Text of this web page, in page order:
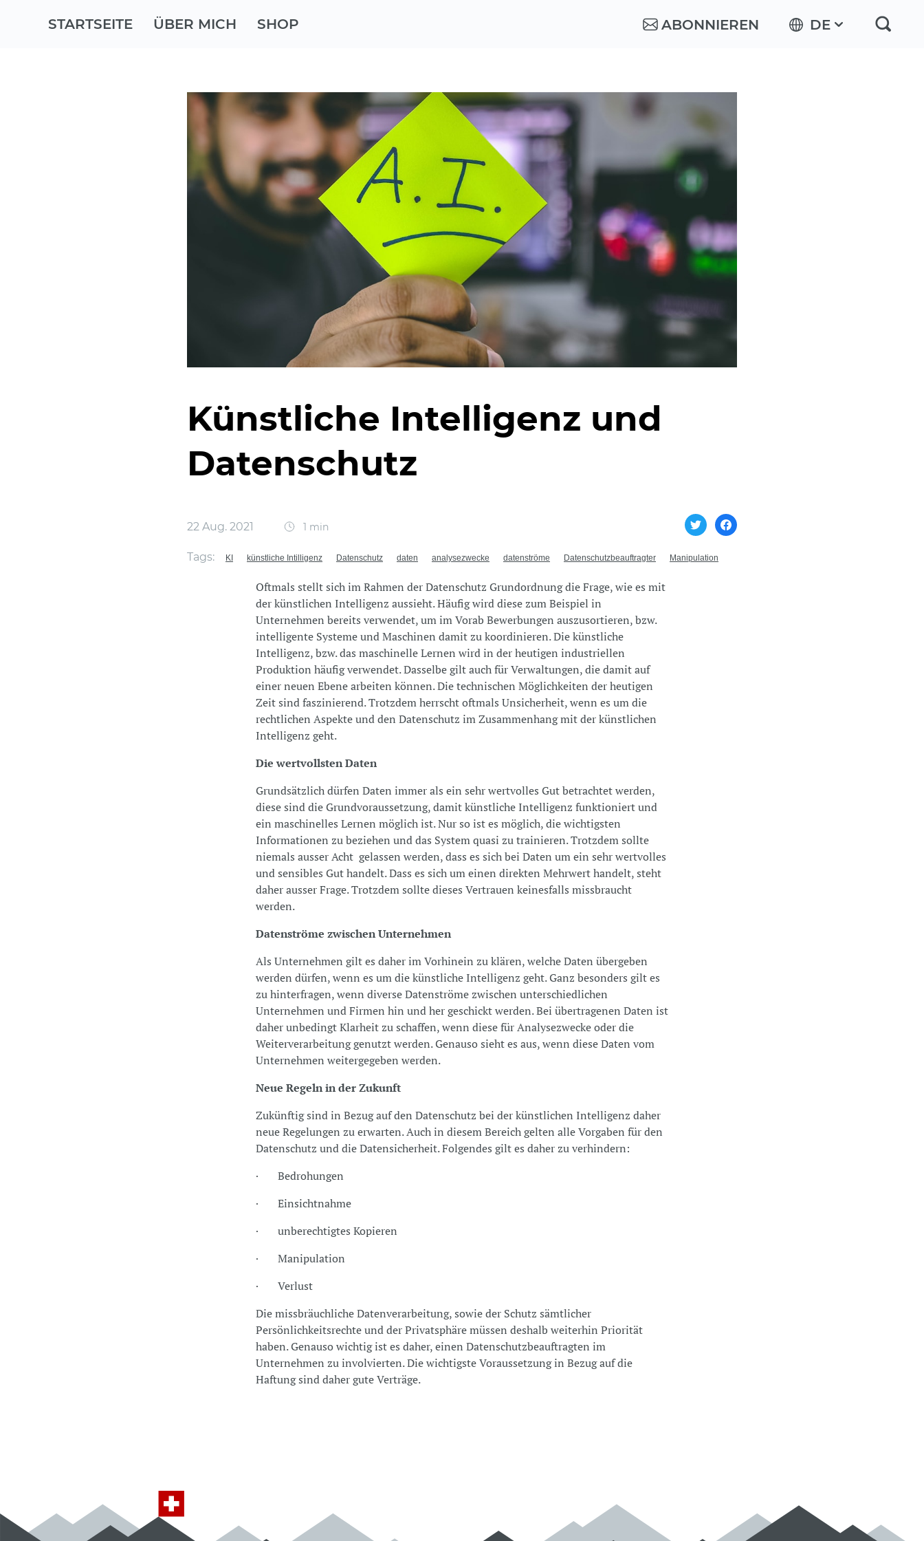
STARTSEITE ÜBER MICH SHOP ABONNIEREN DE
Künstliche Intelligenz und
Datenschutz
22 Aug. 2021 1 min
Tags: KI künstliche Intilligenz Datenschutz daten analysezwecke datenströme Datenschutzbeauftragter Manipulation
Oftmals stellt sich im Rahmen der Datenschutz Grundordnung die Frage, wie es mit
der künstlichen Intelligenz aussieht. Häufig wird diese zum Beispiel in
Unternehmen bereits verwendet, um im Vorab Bewerbungen auszusortieren, bzw.
intelligente Systeme und Maschinen damit zu koordinieren. Die künstliche
Intelligenz, bzw. das maschinelle Lernen wird in der heutigen industriellen
Produktion häufig verwendet. Dasselbe gilt auch für Verwaltungen, die damit auf
einer neuen Ebene arbeiten können. Die technischen Möglichkeiten der heutigen
Zeit sind faszinierend. Trotzdem herrscht oftmals Unsicherheit, wenn es um die
rechtlichen Aspekte und den Datenschutz im Zusammenhang mit der künstlichen
Intelligenz geht.
Die wertvollsten Daten
Grundsätzlich dürfen Daten immer als ein sehr wertvolles Gut betrachtet werden,
diese sind die Grundvoraussetzung, damit künstliche Intelligenz funktioniert und
ein maschinelles Lernen möglich ist. Nur so ist es möglich, die wichtigsten
Informationen zu beziehen und das System quasi zu trainieren. Trotzdem sollte
niemals ausser Acht gelassen werden, dass es sich bei Daten um ein sehr wertvolles
und sensibles Gut handelt. Dass es sich um einen direkten Mehrwert handelt, steht
daher ausser Frage. Trotzdem sollte dieses Vertrauen keinesfalls missbraucht
werden.
Datenströme zwischen Unternehmen
Als Unternehmen gilt es daher im Vorhinein zu klären, welche Daten übergeben
werden dürfen, wenn es um die künstliche Intelligenz geht. Ganz besonders gilt es
zu hinterfragen, wenn diverse Datenströme zwischen unterschiedlichen
Unternehmen und Firmen hin und her geschickt werden. Bei übertragenen Daten ist
daher unbedingt Klarheit zu schaffen, wenn diese für Analysezwecke oder die
Weiterverarbeitung genutzt werden. Genauso sieht es aus, wenn diese Daten vom
Unternehmen weitergegeben werden.
Neue Regeln in der Zukunft
Zukünftig sind in Bezug auf den Datenschutz bei der künstlichen Intelligenz daher
neue Regelungen zu erwarten. Auch in diesem Bereich gelten alle Vorgaben für den
Datenschutz und die Datensicherheit. Folgendes gilt es daher zu verhindern:
· Bedrohungen
· Einsichtnahme
· unberechtigtes Kopieren
· Manipulation
· Verlust
Die missbräuchliche Datenverarbeitung, sowie der Schutz sämtlicher
Persönlichkeitsrechte und der Privatsphäre müssen deshalb weiterhin Priorität
haben. Genauso wichtig ist es daher, einen Datenschutzbeauftragten im
Unternehmen zu involvierten. Die wichtigste Voraussetzung in Bezug auf die
Haftung sind daher gute Verträge.